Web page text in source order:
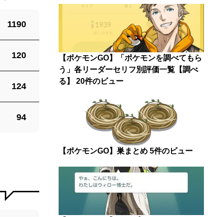
1190
120
124
94
【ポケモンGO】「ポケモンを調べてもら
う」各リーダーセリフ別評価一覧【調べ
る】
20件のビュー
【ポケモンGO】巣まとめ 5件のビュー